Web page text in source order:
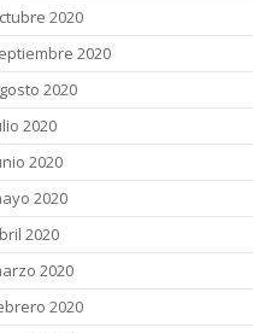
2020
2020
2020
2020
2020
2020
2020
2020
2020